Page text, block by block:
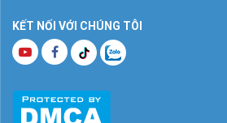
KẾT NỐI VỚI CHÚNG TÔI